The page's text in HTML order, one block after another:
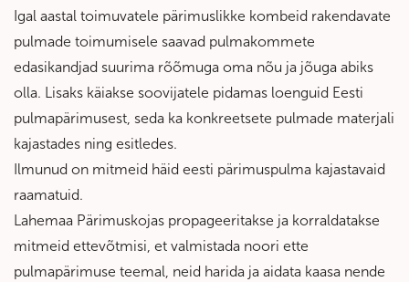
Igal aastal toimuvatele pärimuslikke kombeid rakendavate
pulmade toimumisele saavad pulmakommete
edasikandjad suurima rõõmuga oma nõu ja jõuga abiks
olla. Lisaks käiakse soovijatele pidamas loenguid Eesti
pulmapärimusest, seda ka konkreetsete pulmade materjali
kajastades ning esitledes.
Ilmunud on mitmeid häid eesti pärimuspulma kajastavaid
raamatuid.
Lahemaa Pärimuskojas propageeritakse ja korraldatakse
mitmeid ettevõtmisi, et valmistada noori ette
pulmapärimuse teemal, neid harida ja aidata kaasa nende